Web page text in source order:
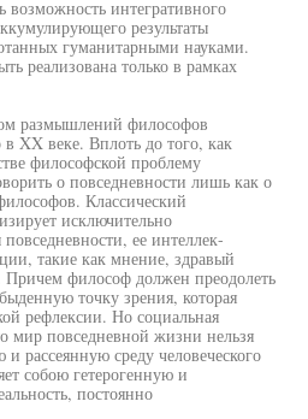
возможность интегративного
результаты
гуманитарными науками.
реализована только в рамках
размышлений философов
в XX веке. Вплоть до того, как
философской проблему
о повседневности лишь как о
Классический
исключительно
ее интеллек-
такие как мнение, здравый
философ должен преодолеть
точку зрения, которая
рефлексии. Но социальная
мир повседневной жизни нельзя
рассеянную среду человеческого
собою гетерогенную и
постоянно